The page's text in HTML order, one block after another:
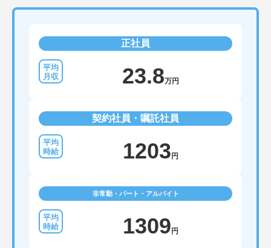
正社員
23.8万円
契約社員・嘱託社員
1203 円
非常勤・パート・アルバイト
1309 円